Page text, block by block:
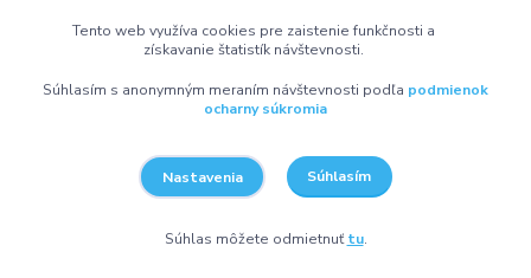
eshop@gsm1.sk
Tento web využíva cookies pre zaistenie funkčnosti a
získavanie štatistík návštevnosti.
Súhlasím s anonymným meraním návštevnosti podľa podmienok
ocharny súkromia
Nastavenia Súhlasím
Súhlas môžete odmietnuťtu.